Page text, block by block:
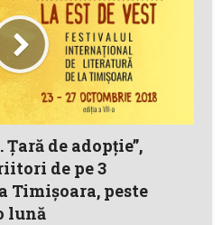
Țară de adopție”,
de pe 3
Timișoara, peste
lună